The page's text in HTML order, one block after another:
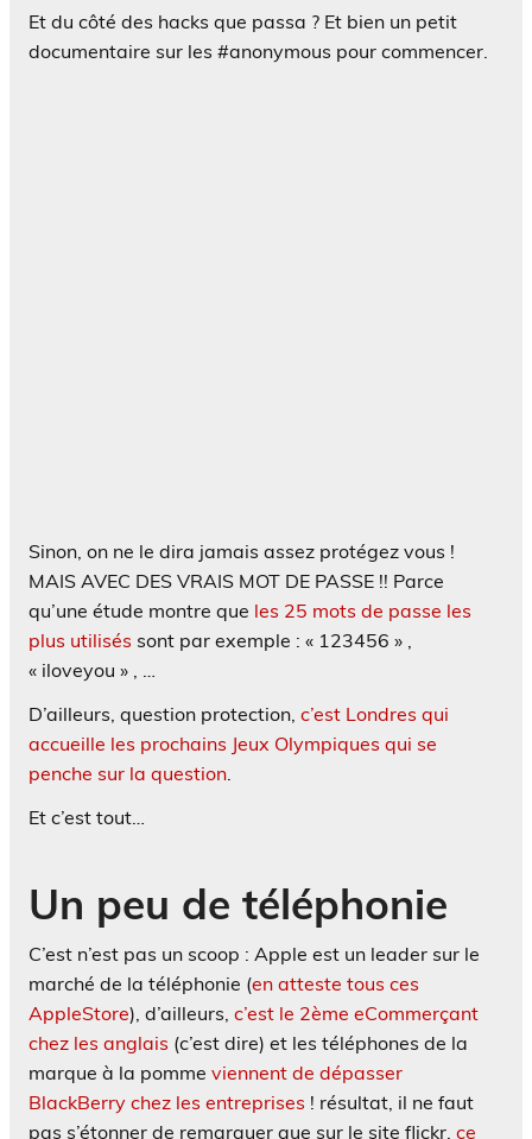
Et du côté des hacks que passa ? Et bien un petit
documentaire sur les #anonymous pour commencer.
Sinon, on ne le dira jamais assez protégez vous !
MAIS AVEC DES VRAIS MOT DE PASSE !! Parce
qu’une étude montre que les 25 mots de passe les
plus utilisés sont par exemple : « 123456 » ,
« iloveyou » , …
D’ailleurs, question protection, c’est Londres qui
accueille les prochains Jeux Olympiques qui se
penche sur la question.
Et c’est tout…
Un peu de téléphonie
C’est n’est pas un scoop : Apple est un leader sur le
marché de la téléphonie (en atteste tous ces
AppleStore), d’ailleurs, c’est le 2ème eCommerçant
chez les anglais (c’est dire) et les téléphones de la
marque à la pomme viennent de dépasser
BlackBerry chez les entreprises ! résultat, il ne faut
pas s’étonner de remarquer que sur le site flickr, ce